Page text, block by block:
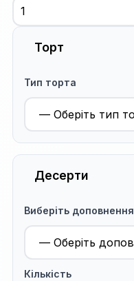
Торт
Тип торта
Десерти
Виберіть доповнення
Кількість